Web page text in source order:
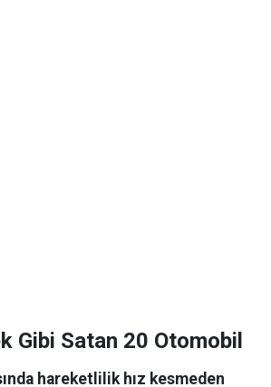
Gibi Satan 20 Otomobil
hareketlilik hız kesmeden